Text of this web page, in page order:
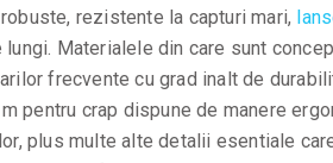
rezistente la capturi mari,
Materialele din care sunt
frecvente cu grad inalt de
pentru crap dispune de manere
plus multe alte detalii esentiale